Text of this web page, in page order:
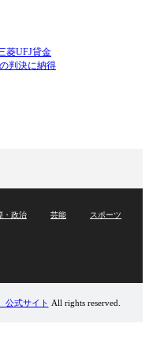
菱UFJ貸金
判決に納得
・政治 芸能 スポーツ
公式サイト All rights reserved.